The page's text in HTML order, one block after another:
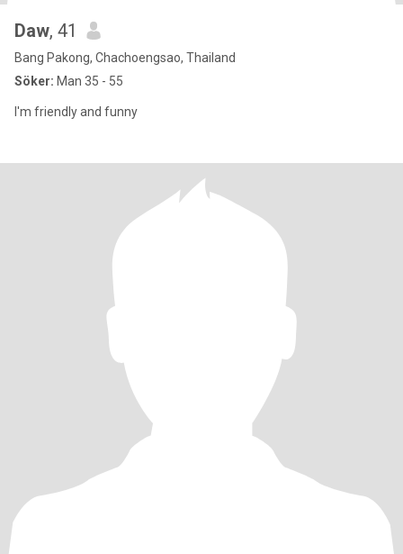
Daw, 41
Bang Pakong, Chachoengsao, Thailand
Söker: Man 35 - 55
I'm friendly and funny